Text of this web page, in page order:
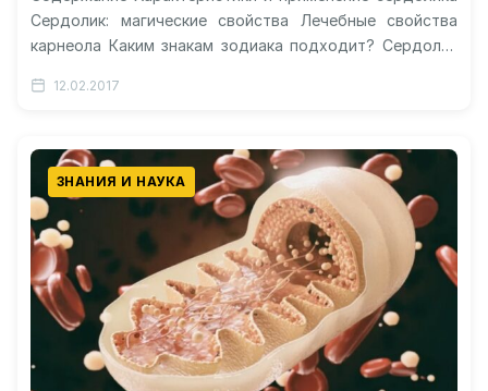
Сердолик: магические свойства Лечебные свойства
карнеола Каким знакам зодиака подходит? Сердолик
сердолика Сердолик…
12.02.2017
ЗНАНИЯ И НАУКА